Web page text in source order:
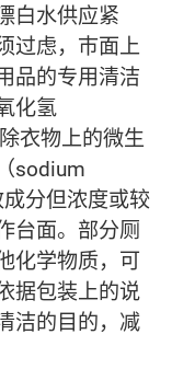
白水供应紧
过虑，巿面上
品的专用清洁
化氢
衣物上的微生
sodium
分但浓度或较
台面。部分厕
化学物质，可
据包装上的说
洁的目的，减